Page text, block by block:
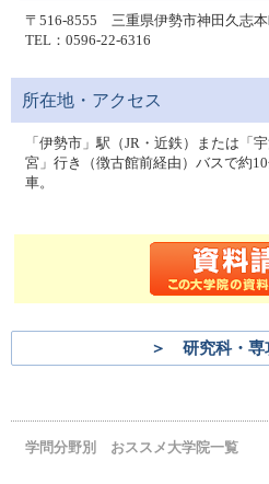
〒516-8555 三重県伊勢市神田久志本
TEL：0596-22-6316
所在地・アクセス
「伊勢市」駅（JR・近鉄）または「
宮」行き（徴古館前経由）バスで約
車。
＞ 研究科・専
学問分野別 おススメ大学院一覧